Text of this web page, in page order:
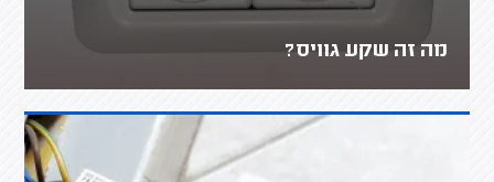
מה זה שקע גוויס?